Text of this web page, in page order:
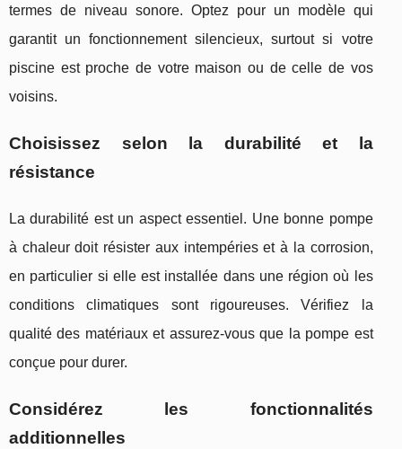
termes de niveau sonore. Optez pour un modèle qui
garantit un fonctionnement silencieux, surtout si votre
piscine est proche de votre maison ou de celle de vos
voisins.
Choisissez selon la durabilité et la
résistance
La durabilité est un aspect essentiel. Une bonne pompe
à chaleur doit résister aux intempéries et à la corrosion,
en particulier si elle est installée dans une région où les
conditions climatiques sont rigoureuses. Vérifiez la
qualité des matériaux et assurez-vous que la pompe est
conçue pour durer.
Considérez les fonctionnalités
additionnelles